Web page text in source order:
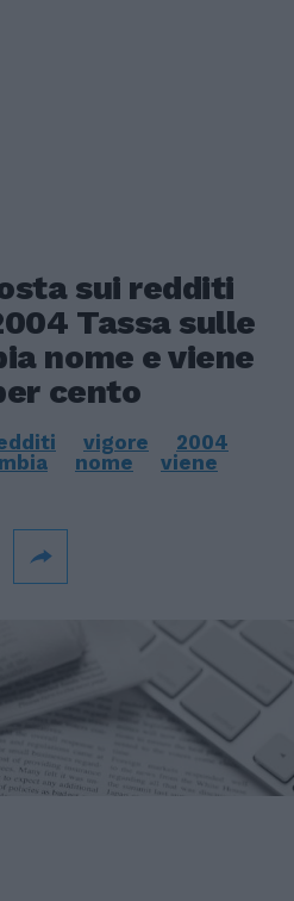
sui redditi
Tassa sulle
nome e viene
cento
vigore
2004
nome
viene